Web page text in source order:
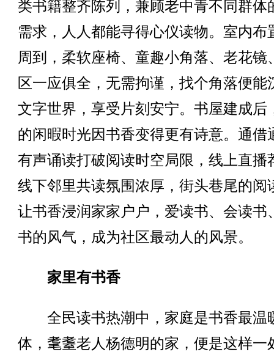
类书籍整齐陈列，兼顾老中青不同群体
需求，人人都能寻得心仪读物。室内布
周到，柔软座椅、童趣小角落、老花镜
区一应俱全，无需拘谨，找个角落便能
文字世界，享受片刻安宁。书屋建成后
的闲暇时光因书香变得更有诗意。通借
有声诵读打破阅读时空局限，线上直播
线下邻里共读氛围浓厚，街头巷尾的阅
让书香浸润家家户户，爱读书、会读书
书的风气，成为社区最动人的风景。
家里有书香
全民读书热潮中，家庭是书香最温
体，耄耋老人杨德明的家，便是这样一